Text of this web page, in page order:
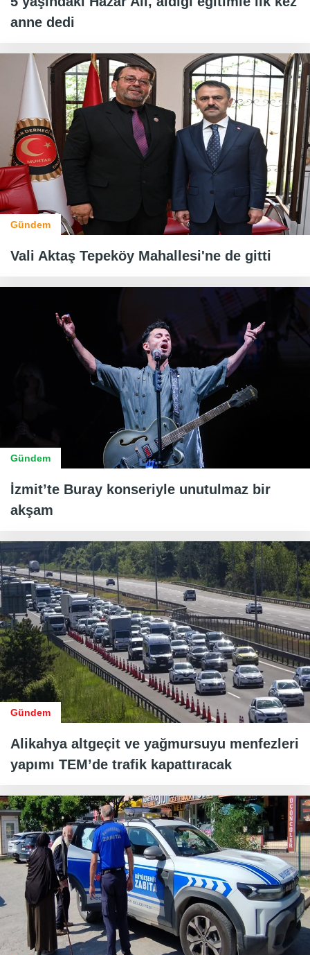
anne dedi
Gündem
Vali Aktaş Tepeköy Mahallesi'ne de gitti
Gündem
İzmit’te Buray konseriyle unutulmaz bir
akşam
Gündem
Alikahya altgeçit ve yağmursuyu menfezleri
yapımı TEM’de trafik kapattıracak